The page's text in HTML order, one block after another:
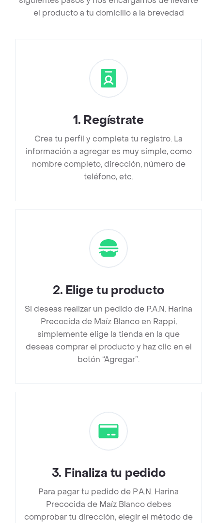
el producto a tu domicilio a la brevedad
1. Regístrate
Crea tu perfil y completa tu registro. La
información a agregar es muy simple, como
nombre completo, dirección, número de
teléfono, etc.
2. Elige tu producto
Si deseas realizar un pedido de P.A.N. Harina
Precocida de Maíz Blanco en Rappi,
simplemente elige la tienda en la que
deseas comprar el producto y haz clic en el
botón “Agregar”.
3. Finaliza tu pedido
Para pagar tu pedido de P.A.N. Harina
Precocida de Maíz Blanco debes
comprobar tu dirección, elegir el método de